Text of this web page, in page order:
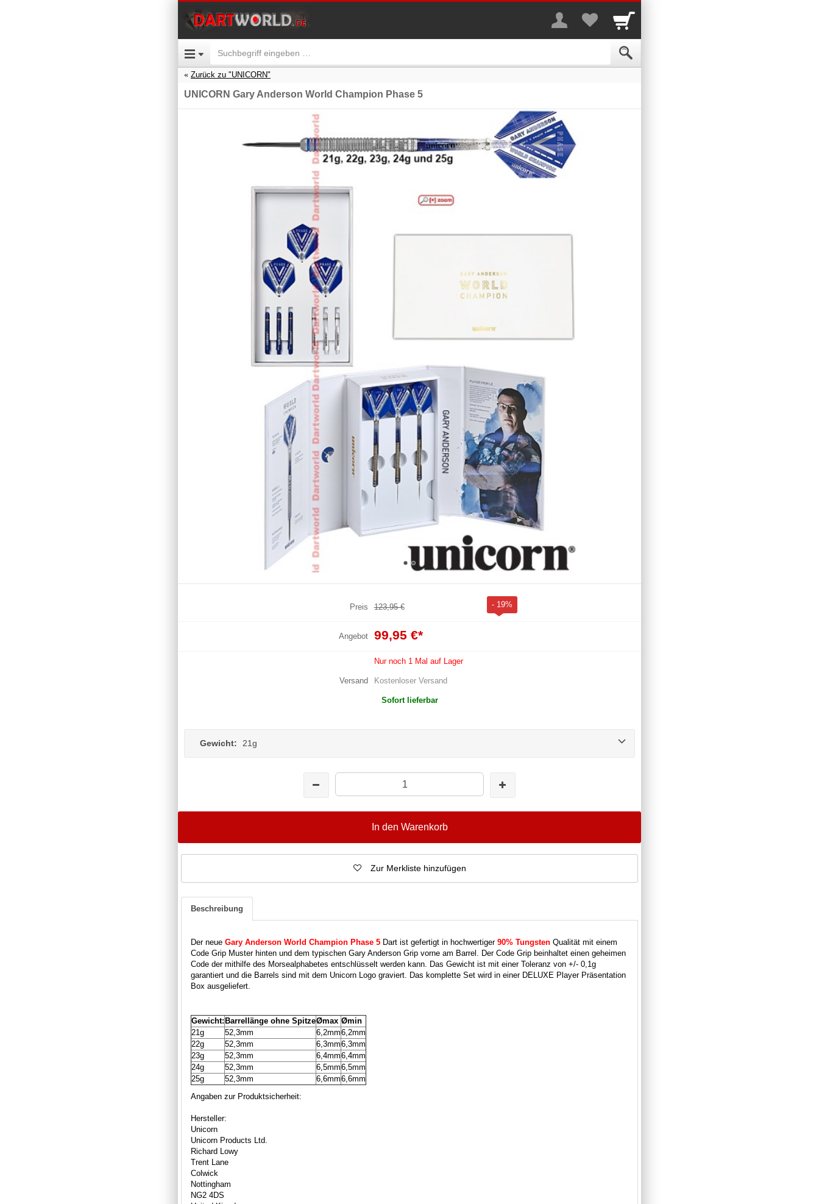
Zurück zu "UNICORN"
UNICORN Gary Anderson World Champion Phase 5
Preis 123,95 € - 19%
Angebot 99,95 €*
Nur noch 1 Mal auf Lager
Versand Kostenloser Versand
Sofort lieferbar
Gewicht: 21g
In den Warenkorb
Zur Merkliste hinzufügen
Beschreibung
Der neue Gary Anderson World Champion Phase 5 Dart ist gefertigt in hochwertiger 90% Tungsten Qualität mit einem
Code Grip Muster hinten und dem typischen Gary Anderson Grip vorne am Barrel. Der Code Grip beinhaltet einen geheimen
Code der mithilfe des Morsealphabetes entschlüsselt werden kann. Das Gewicht ist mit einer Toleranz von +/- 0,1g
garantiert und die Barrels sind mit dem Unicorn Logo graviert. Das komplette Set wird in einer DELUXE Player Präsentation
Box ausgeliefert.
Gewicht:Barrellänge ohne SpitzeØmax Ømin
21g
52,3mm 6,2mm6,2mm
22g
52,3mm 6,3mm6,3mm
23g
52,3mm 6,4mm6,4mm
24g
52,3mm 6,5mm6,5mm
25g
52,3mm 6,6mm6,6mm
Angaben zur Produktsicherheit:
Hersteller:
Unicorn
Unicorn Products Ltd.
Richard Lowy
Trent Lane
Colwick
Nottingham
NG2 4DS